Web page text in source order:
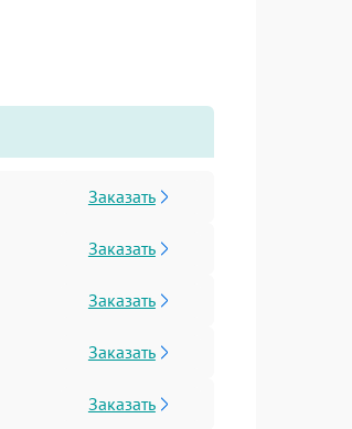
Заказать
Заказать
Заказать
Заказать
Заказать